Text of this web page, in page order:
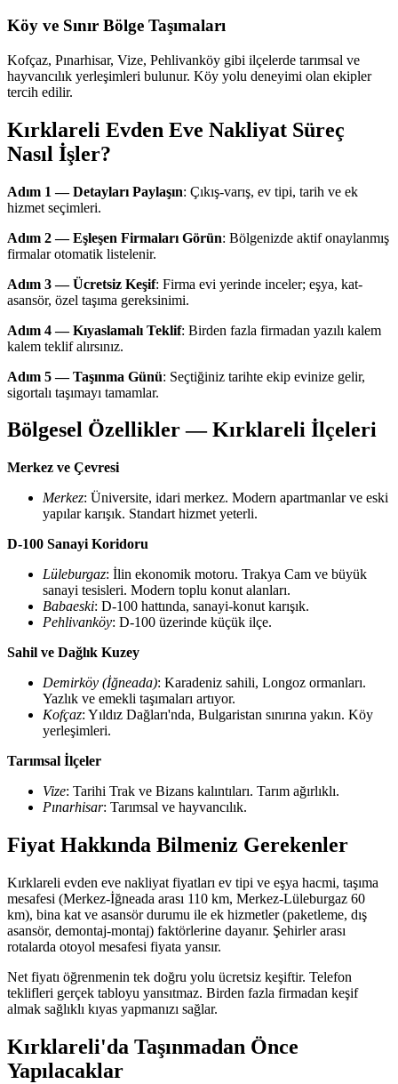
Köy ve Sınır Bölge Taşımaları
Kofçaz, Pınarhisar, Vize, Pehlivanköy gibi ilçelerde tarımsal ve
hayvancılık yerleşimleri bulunur. Köy yolu deneyimi olan ekipler
tercih edilir.
Kırklareli Evden Eve Nakliyat Süreç
Nasıl İşler?
Adım 1 — Detayları Paylaşın: Çıkış-varış, ev tipi, tarih ve ek
hizmet seçimleri.
Adım 2 — Eşleşen Firmaları Görün: Bölgenizde aktif onaylanmış
firmalar otomatik listelenir.
Adım 3 — Ücretsiz Keşif: Firma evi yerinde inceler; eşya, kat-
asansör, özel taşıma gereksinimi.
Adım 4 — Kıyaslamalı Teklif: Birden fazla firmadan yazılı kalem
kalem teklif alırsınız.
Adım 5 — Taşınma Günü: Seçtiğiniz tarihte ekip evinize gelir,
sigortalı taşımayı tamamlar.
Bölgesel Özellikler — Kırklareli İlçeleri
Merkez ve Çevresi
Merkez: Üniversite, idari merkez. Modern apartmanlar ve eski
yapılar karışık. Standart hizmet yeterli.
D-100 Sanayi Koridoru
Lüleburgaz: İlin ekonomik motoru. Trakya Cam ve büyük
sanayi tesisleri. Modern toplu konut alanları.
Babaeski: D-100 hattında, sanayi-konut karışık.
Pehlivanköy: D-100 üzerinde küçük ilçe.
Sahil ve Dağlık Kuzey
Demirköy (İğneada): Karadeniz sahili, Longoz ormanları.
Yazlık ve emekli taşımaları artıyor.
Kofçaz: Yıldız Dağları'nda, Bulgaristan sınırına yakın. Köy
yerleşimleri.
Tarımsal İlçeler
Vize: Tarihi Trak ve Bizans kalıntıları. Tarım ağırlıklı.
Pınarhisar: Tarımsal ve hayvancılık.
Fiyat Hakkında Bilmeniz Gerekenler
Kırklareli evden eve nakliyat fiyatları ev tipi ve eşya hacmi, taşıma
mesafesi (Merkez-İğneada arası 110 km, Merkez-Lüleburgaz 60
km), bina kat ve asansör durumu ile ek hizmetler (paketleme, dış
asansör, demontaj-montaj) faktörlerine dayanır. Şehirler arası
rotalarda otoyol mesafesi fiyata yansır.
Net fiyatı öğrenmenin tek doğru yolu ücretsiz keşiftir. Telefon
teklifleri gerçek tabloyu yansıtmaz. Birden fazla firmadan keşif
almak sağlıklı kıyas yapmanızı sağlar.
Kırklareli'da Taşınmadan Önce
Yapılacaklar